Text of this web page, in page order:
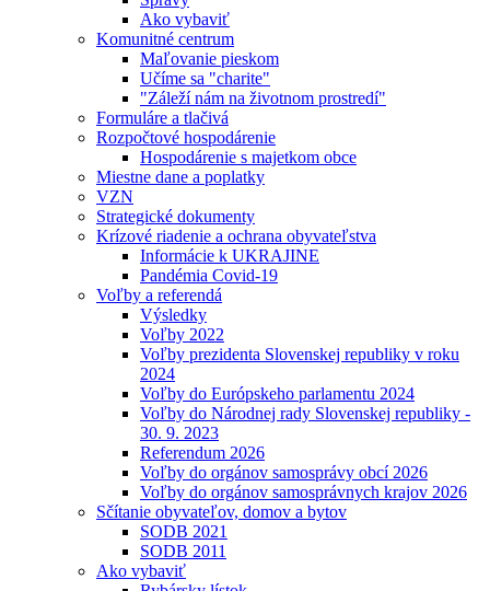
Ako vybaviť
Komunitné centrum
Maľovanie pieskom
Učíme sa "charite"
"Záleží nám na životnom prostredí"
Formuláre a tlačivá
Rozpočtové hospodárenie
Hospodárenie s majetkom obce
Miestne dane a poplatky
VZN
Strategické dokumenty
Krízové riadenie a ochrana obyvateľstva
Informácie k UKRAJINE
Pandémia Covid-19
Voľby a referendá
Výsledky
Voľby 2022
Voľby prezidenta Slovenskej republiky v roku
2024
Voľby do Európskeho parlamentu 2024
Voľby do Národnej rady Slovenskej republiky -
30. 9. 2023
Referendum 2026
Voľby do orgánov samosprávy obcí 2026
Voľby do orgánov samosprávnych krajov 2026
Sčítanie obyvateľov, domov a bytov
SODB 2021
SODB 2011
Ako vybaviť